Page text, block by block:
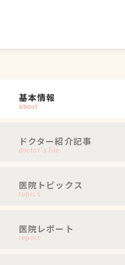
基本情報
about
ドクター紹介記事
doctor's file
医院トピックス
topics
医院レポート
report